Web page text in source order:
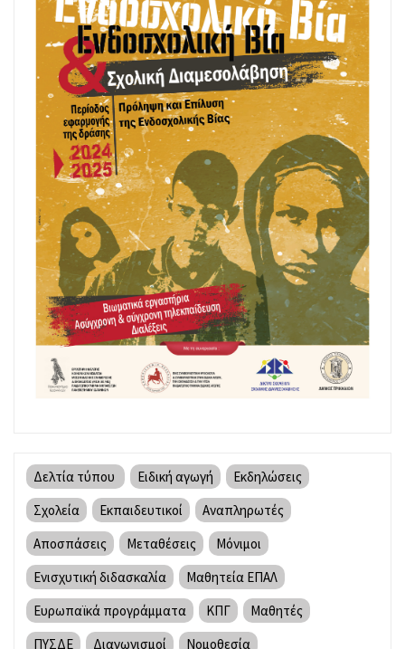
Δελτία τύπου Ειδική αγωγή
Εκδηλώσεις
Σχολεία
Εκπαιδευτικοί
Αναπληρωτές
Αποσπάσεις
Μεταθέσεις
Μόνιμοι
Ενισχυτική διδασκαλία
Μαθητεία ΕΠΑΛ
Ευρωπαϊκά προγράμματα
ΚΠΓ
Μαθητές
ΠΥΣΔΕ
Διαγωνισμοί
Νομοθεσία